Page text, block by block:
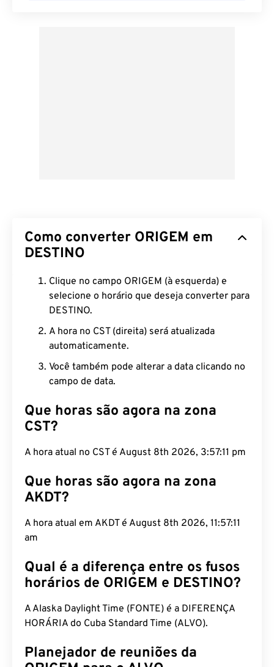
Como converter ORIGEM em
DESTINO
Clique no campo ORIGEM (à esquerda) e
selecione o horário que deseja converter para
DESTINO.
A hora no CST (direita) será atualizada
automaticamente.
Você também pode alterar a data clicando no
campo de data.
Que horas são agora na zona
CST?
A hora atual no CST é August 8th 2026, 3:57:12 pm
Que horas são agora na zona
AKDT?
A hora atual em AKDT é August 8th 2026, 11:57:12
am
Qual é a diferença entre os fusos
horários de ORIGEM e DESTINO?
A Alaska Daylight Time (FONTE) é a DIFERENÇA
HORÁRIA do Cuba Standard Time (ALVO).
Planejador de reuniões da